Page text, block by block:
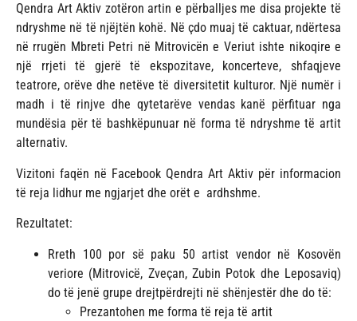
Qendra Art Aktiv zotëron artin e përballjes me disa projekte të
ndryshme në të njëjtën kohë. Në çdo muaj të caktuar, ndërtesa
në rrugën Mbreti Petri në Mitrovicën e Veriut ishte nikoqire e
një rrjeti të gjerë të ekspozitave, koncerteve, shfaqjeve
teatrore, orëve dhe netëve të diversitetit kulturor. Një numër i
madh i të rinjve dhe qytetarëve vendas kanë përfituar nga
mundësia për të bashkëpunuar në forma të ndryshme të artit
alternativ.
Vizitoni faqën në Facebook Qendra Art Aktiv për informacion
të reja lidhur me ngjarjet dhe orët e ardhshme.
Rezultatet:
Rreth 100 por së paku 50 artist vendor në Kosovën
veriore (Mitrovicë, Zveçan, Zubin Potok dhe Leposaviq)
do të jenë grupe drejtpërdrejti në shënjestër dhe do të:
Prezantohen me forma të reja të artit